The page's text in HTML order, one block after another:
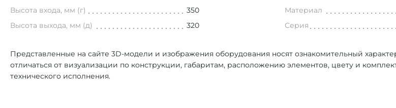
Высота входа, мм (г)
350
Высота выхода, мм (д)
320
Материал
Серия
Представленные на сайте 3D-модели и изображения оборудования носят ознакомительный
отличаться от визуализации по конструкции, габаритам, расположению элементов, цвету и
технического исполнения.